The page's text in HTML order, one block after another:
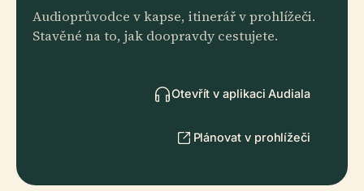
Audioprůvodce v kapse, itinerář v prohlížeči.
Stavěné na to, jak doopravdy cestujete.
Otevřít v aplikaci Audiala
Plánovat v prohlížeči